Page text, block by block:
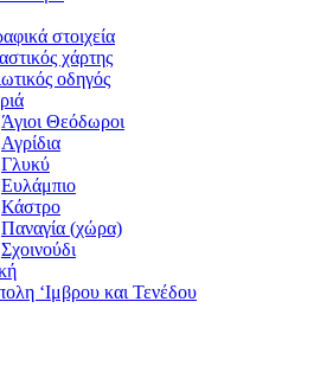
στοιχεία
χάρτης
οδηγός
Άγιοι Θεόδωροι
Αγρίδια
Γλυκύ
Ευλάμπιο
Κάστρο
Παναγία (χώρα)
Σχοινούδι
‘Ιμβρου και Τενέδου